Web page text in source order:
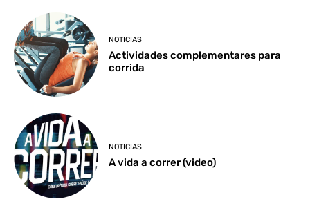
NOTICIAS
Actividades complementares para
corrida
NOTICIAS
A vida a correr (video)